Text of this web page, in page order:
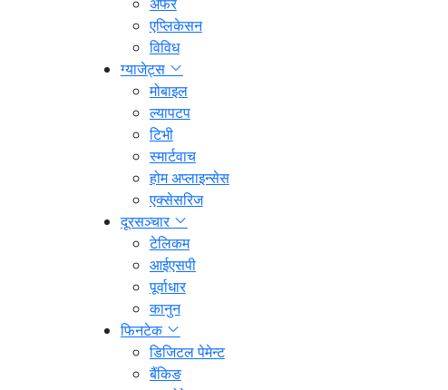
एप्लिकेसन
विविध
ग्याजेट्स
मोबाइल
ल्यापटप
टिभी
स्मार्टवाच
होम अप्लाइन्सेस
एक्सेसरिज
दूरसञ्चार
टेलिकम
आईएसपी
पूर्वाधार
कानुन
फिनटेक
डिजिटल पेमेन्ट
बैंकिङ